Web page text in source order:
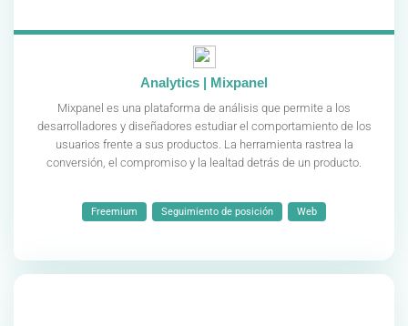
Analytics | Mixpanel
Mixpanel es una plataforma de análisis que permite a los
desarrolladores y diseñadores estudiar el comportamiento de los
usuarios frente a sus productos. La herramienta rastrea la
conversión, el compromiso y la lealtad detrás de un producto.
Freemium Seguimiento de posición Web